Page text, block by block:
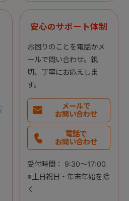
安心のサポート体制
お困りのことを電話かメ
ールで問い合わせ。親
切、丁寧にお応えしま
す。
メールで
お問い合わせ
電話で
お問い合わせ
受付時間： 9:30～17:00
※土日祝日・年末年始を除
く